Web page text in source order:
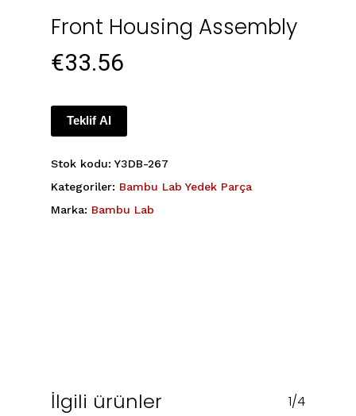
Front Housing Assembly
€33.56
Teklif Al
Stok kodu: Y3DB-267
Kategoriler: Bambu Lab Yedek Parça
Marka: Bambu Lab
İlgili ürünler 1/4